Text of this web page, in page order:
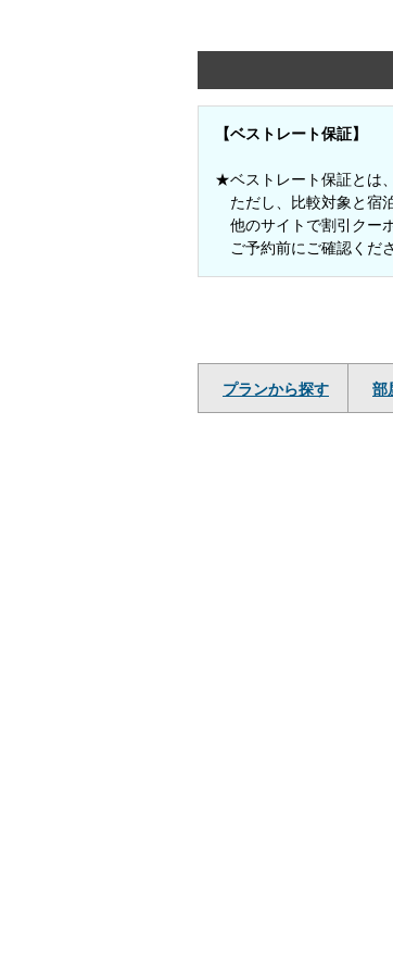
【ベストレート保証】
★ベストレート保証とは
ただし、比較対象と宿
他のサイトで割引クー
ご予約前にご確認くださ
プランから探す 部